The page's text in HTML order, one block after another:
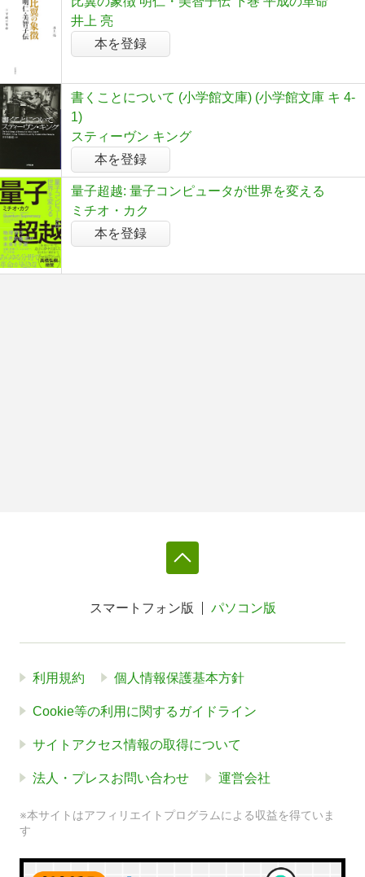
井上 亮
本を登録
書くことについて (小学館文庫) (小学館文庫 キ 4-
1)
スティーヴン キング
本を登録
量子超越: 量子コンピュータが世界を変える
ミチオ・カク
本を登録
スマートフォン版 パソコン版
利用規約 個人情報保護基本方針
Cookie等の利用に関するガイドライン
サイトアクセス情報の取得について
法人・プレスお問い合わせ 運営会社
※本サイトはアフィリエイトプログラムによる収益を得ていま
す